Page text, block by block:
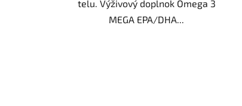
telu. Výživový doplnok Omega 3
MEGA EPA/DHA...